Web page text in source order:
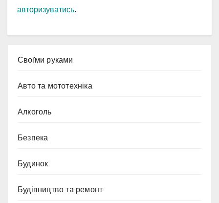
авторизуватись.
Cвоїми руками
Авто та мототехніка
Алкоголь
Безпека
Будинок
Будівництво та ремонт